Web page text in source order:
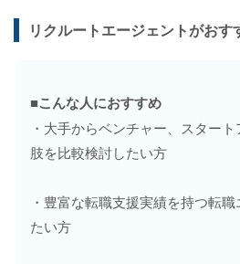
リクルートエージェントがおす
■こんな人におすすめ
・大手からベンチャー、スター
肢を比較検討したい方
・豊富な転職支援実績を持つ転
たい方